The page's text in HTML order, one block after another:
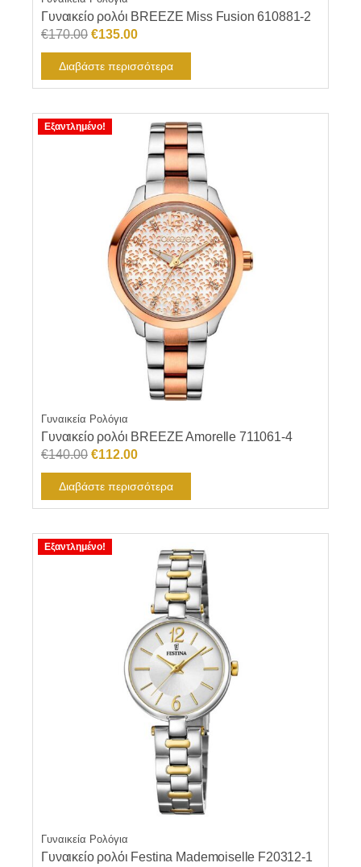
Γυναικείο ρολόι BREEZE Miss Fusion 610881-2
€170.00 Original
price
was:
€170.00.
€135.00Η
τρέχουσα
τιμή
είναι:
€135.00.
Διαβάστε περισσότερα
Εξαντλημένο!
Γυναικεία Ρολόγια
Γυναικείο ρολόι BREEZE Amorelle 711061-4
€140.00 Original
price
was:
€140.00.
€112.00Η
τρέχουσα
τιμή
είναι:
€112.00.
Διαβάστε περισσότερα
Εξαντλημένο!
Γυναικεία Ρολόγια
Γυναικείο ρολόι Festina Mademoiselle F20312-1